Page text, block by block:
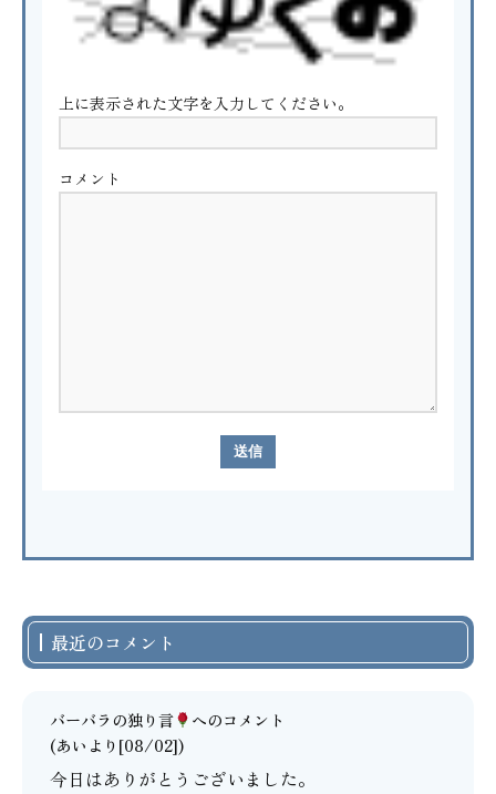
上に表示された文字を入力してください。
コメント
最近のコメント
バーバラの独り言
へのコメント
(あいより[08/02])
今日はありがとうございました。